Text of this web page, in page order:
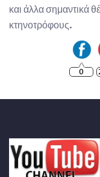
και άλλα σημαντικά
κτηνοτρόφους.
0